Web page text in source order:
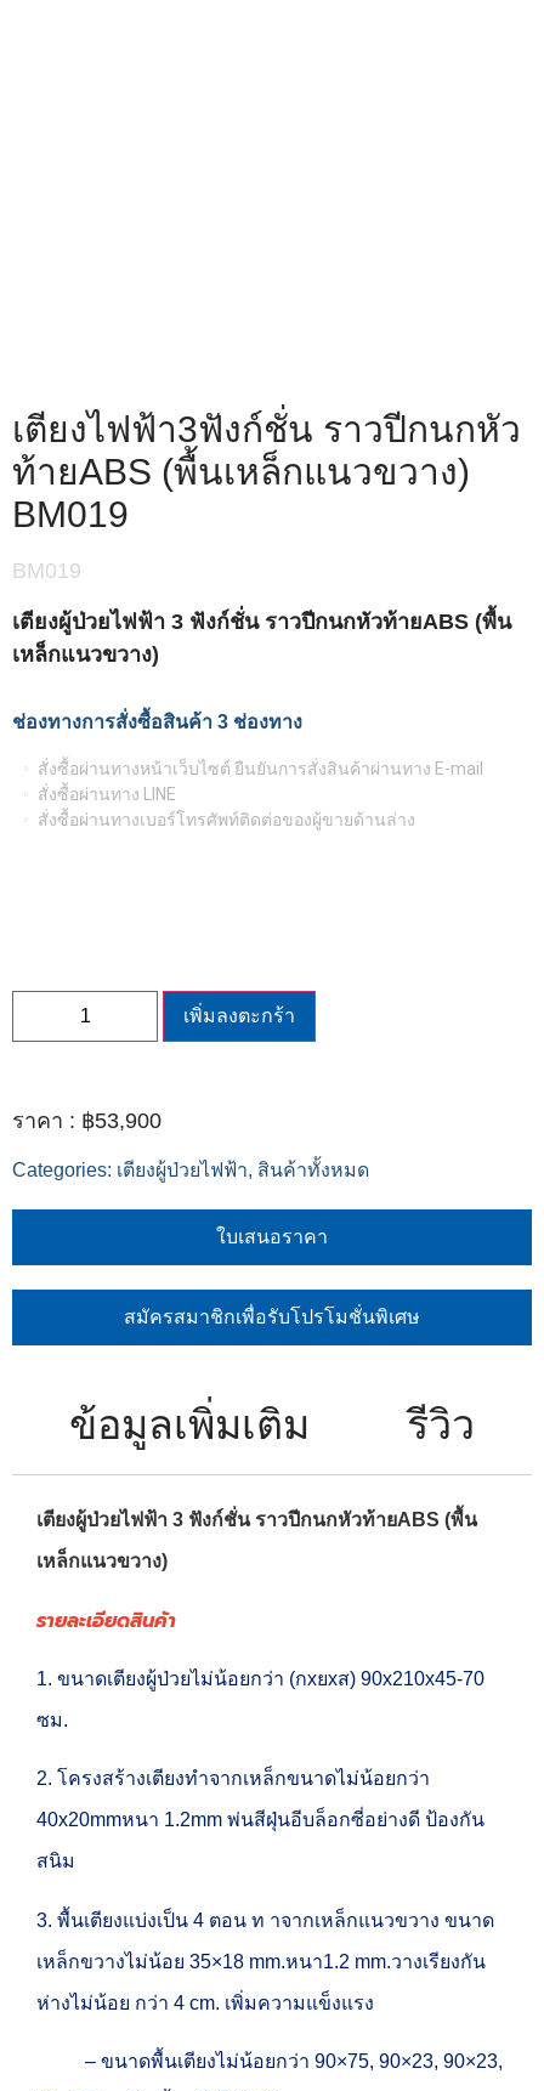
เตียงไฟฟ้า3ฟังก์ชั่น ราวปีกนกหัว
ท้ายABS (พื้นเหล็กแนวขวาง)
BM019
BM019
เตียงผู้ป่วยไฟฟ้า 3 ฟังก์ชั่น ราวปีกนกหัวท้ายABS (พื้น
เหล็กแนวขวาง)
ช่องทางการสั่งซื้อสินค้า 3 ช่องทาง
สั่งซื้อผ่านทางหน้าเว็บไซต์ ยืนยันการสั่งสินค้าผ่านทาง E-mail
สั่งซื้อผ่านทาง LINE
สั่งซื้อผ่านทางเบอร์โทรศัพท์ติดต่อของผู้ขายด้านล่าง
เพิ่มลงตะกร้า
฿53,900
Categories: เตียงผู้ป่วยไฟฟ้า, สินค้าทั้งหมด
ใบเสนอราคา
สมัครสมาชิกเพื่อรับโปรโมชั่นพิเศษ
ข้อมูลเพิ่มเติม รีวิว
เตียงผู้ป่วยไฟฟ้า 3 ฟังก์ชั่น ราวปีกนกหัวท้ายABS (พื้น
เหล็กแนวขวาง)
รายละเอียดสินค้า
1. ขนาดเตียงผู้ป่วยไม่น้อยกว่า (กxยxส) 90x210x45-70
ซม.
2. โครงสร้างเตียงทำจากเหล็กขนาดไม่น้อยกว่า
40x20mmหนา 1.2mm พ่นสีฝุ่นอีบล็อกซี่อย่างดี ป้องกัน
สนิม
3. พื้นเตียงแบ่งเป็น 4 ตอน ท าจากเหล็กแนวขวาง ขนาด
เหล็กขวางไม่น้อย 35×18 mm.หนา1.2 mm.วางเรียงกัน
ห่างไม่น้อย กว่า 4 cm. เพิ่มความแข็งแรง
– ขนาดพื้นเตียงไม่น้อยกว่า 90×75, 90×23, 90×23,